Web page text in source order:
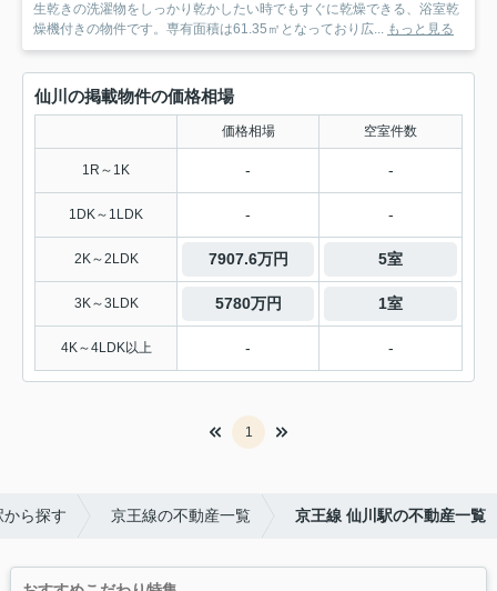
生乾きの洗濯物をしっかり乾かしたい時でもすぐに乾燥できる、浴室乾
燥機付きの物件です。専有面積は61.35㎡となっており広... もっと見る
仙川の掲載物件の価格相場
価格相場 空室件数
1R～1K - -
1DK～1LDK - -
2K～2LDK 7907.6万円 5室
3K～3LDK 5780万円 1室
4K～4LDK以上 - -
1
ら探す 京王線の不動産一覧 京王線 仙川駅の不動産一覧